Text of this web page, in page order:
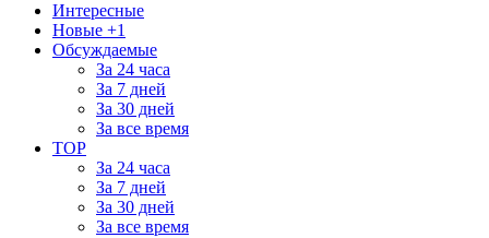
Интересные
Новые +1
Обсуждаемые
За 24 часа
За 7 дней
За 30 дней
За все время
TOP
За 24 часа
За 7 дней
За 30 дней
За все время